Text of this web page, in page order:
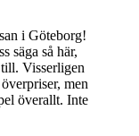
i Göteborg!
säga så här,
Visserligen
men
överallt. Inte